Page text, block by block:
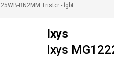
BN2MM Tristör - İgbt
Ixys
Ixys